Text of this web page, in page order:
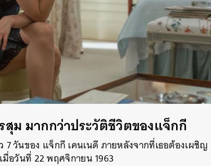
สุม มากกว่าประวัติชีวิตของแจ็กกี
7 วันของ แจ็กกี เคนเนดี ภายหลังจากที่เธอต้องเผชิญ
อวันที่ 22 พฤศจิกายน 1963
LINE EMAIL